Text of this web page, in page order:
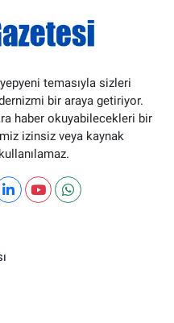
temasıyla sizleri
bir araya getiriyor.
haber okuyabilecekleri bir
izinsiz veya kaynak